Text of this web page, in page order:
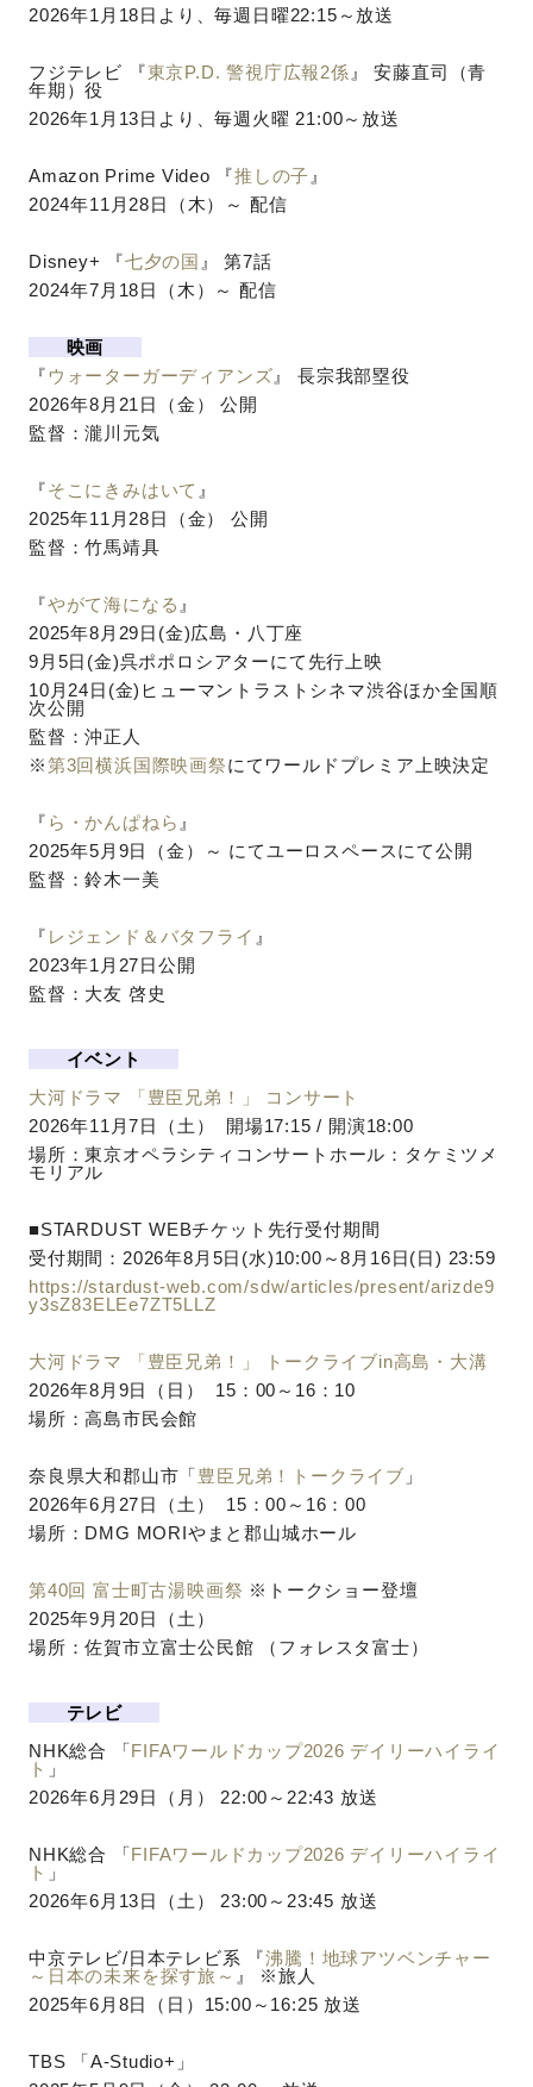
2026年1月18日より、毎週日曜22:15～放送
フジテレビ 『東京P.D. 警視庁広報2係 』 安藤直司（青
年期）役
2026年1月13日より、毎週火曜 21:00～放送
Amazon Prime Video 『推しの子 』
2024年11月28日（木）～ 配信
Disney+ 『七夕の国 』 第7話
2024年7月18日（木）～ 配信
映画
『ウォーターガーディアンズ 』 ⻑宗我部塁役
2026年8月21日（金） 公開
監督：瀧川元気
『そこにきみはいて 』
2025年11月28日（金） 公開
監督：竹馬靖具
『やがて海になる 』
2025年8月29日(金)広島・八丁座
9月5日(金)呉ポポロシアターにて先行上映
10月24日(金)ヒューマントラストシネマ渋谷ほか全国順
次公開
監督：沖正人
※第3回横浜国際映画祭にて ワールドプレミア上映決定
『 ら・かんぱねら 』
2025年5月9日（金）～ にてユーロスペースにて公開
監督：鈴木一美
『 レジェンド＆バタフライ 』
2023年1月27日公開
監督：大友 啓史
イベント
大河ドラマ 「豊臣兄弟！」 コンサート
2026年11月7日（土） 開場17:15 / 開演18:00
場所：東京オペラシティコンサートホール：タケミツメ
モリアル
■STARDUST WEBチケット先行受付期間
受付期間：2026年8月5日(水)10:00～8月16日(日) 23:59
https://stardust-web.com/sdw/articles/present/arizde9
y3sZ83ELEe7ZT5LLZ
大河ドラマ 「豊臣兄弟！」 トークライブin高島・大溝
2026年8月9日（日） 15：00～16：10
場所：高島市民会館
奈良県大和郡山市「豊臣兄弟！トークライブ 」
2026年6月27日（土） 15：00～16：00
場所：DMG MORIやまと郡山城ホール
第40回 富士町古湯映画祭 ※トークショー登壇
2025年9月20日（土）
場所：佐賀市立富士公民館 （フォレスタ富士）
テレビ
NHK総合 「FIFAワールドカップ2026 デイリーハイライ
ト 」
2026年6月29日（月） 22:00～22:43 放送
NHK総合 「FIFAワールドカップ2026 デイリーハイライ
ト 」
2026年6月13日（土） 23:00～23:45 放送
中京テレビ/日本テレビ系 『沸騰！地球アツベンチャー
～日本の未来を探す旅～ 』 ※旅人
2025年6月8日（日）15:00～16:25 放送
TBS 「A-Studio+ 」